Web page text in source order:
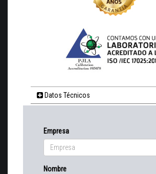
Datos Técnicos
Empresa
Nombre